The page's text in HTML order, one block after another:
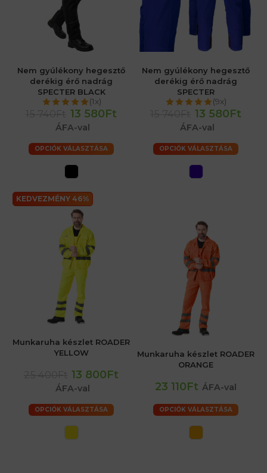
Nem gyúlékony hegesztő
derékig érő nadrág
SPECTER BLACK
(1x)
13 580Ft
ÁFA-val
OPCIÓK VÁLASZTÁSA
Nem gyúlékony hegesztő
derékig érő nadrág
SPECTER
(9x)
13 580Ft
ÁFA-val
OPCIÓK VÁLASZTÁSA
KEDVEZMÉNY 46%
Munkaruha készlet ROADER
YELLOW
13 800Ft
ÁFA-val
OPCIÓK VÁLASZTÁSA
Munkaruha készlet ROADER
ORANGE
23 110Ft ÁFA-val
OPCIÓK VÁLASZTÁSA